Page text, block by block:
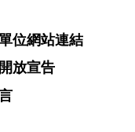
位網站連結
放宣告